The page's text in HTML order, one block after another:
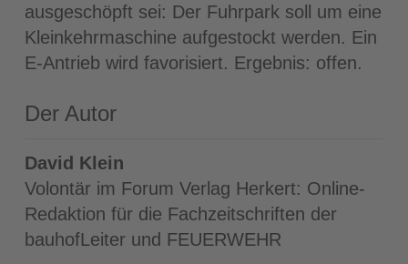
ausgeschöpft sei: Der Fuhrpark soll um eine
Kleinkehrmaschine aufgestockt werden. Ein
E‐Antrieb wird favorisiert. Ergebnis: offen.
Der Autor
David Klein
Volontär im Forum Verlag Herkert: Online-
Redaktion für die Fachzeitschriften der
bauhofLeiter und FEUERWEHR